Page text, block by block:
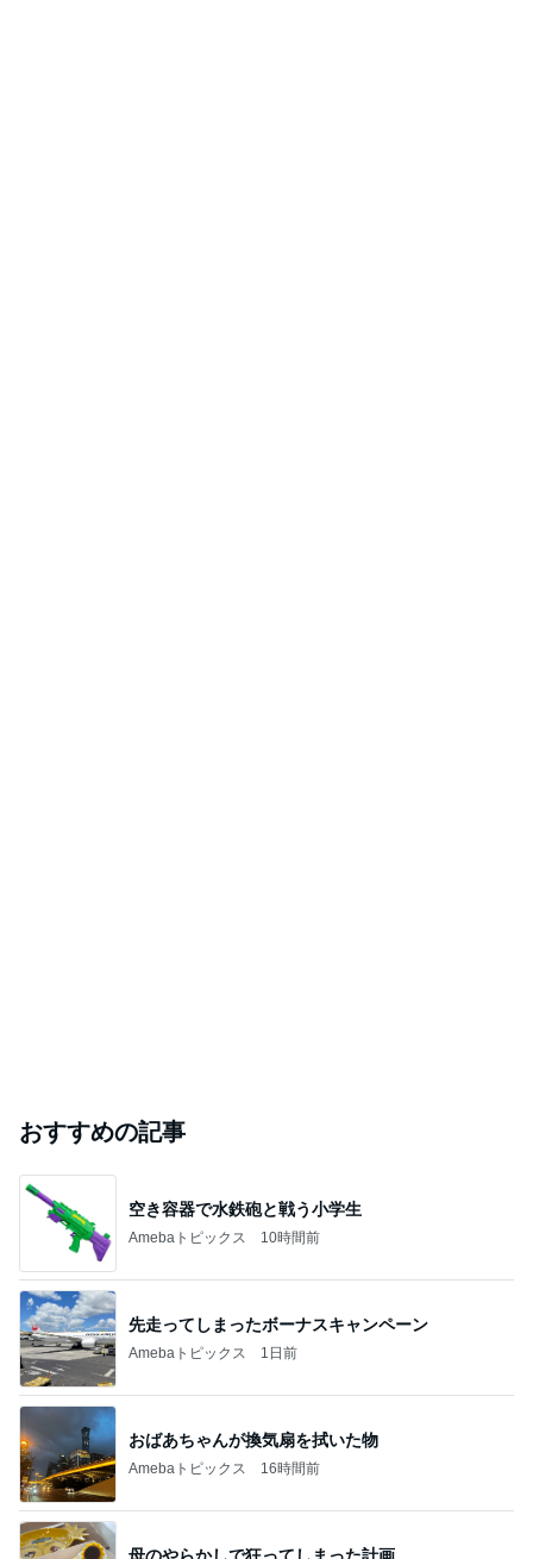
おすすめの記事
空き容器で水鉄砲と戦う小学生
Amebaトピックス 10時間前
先走ってしまったボーナスキャンペーン
Amebaトピックス 1日前
おばあちゃんが換気扇を拭いた物
Amebaトピックス 16時間前
母のやらかしで狂ってしまった計画